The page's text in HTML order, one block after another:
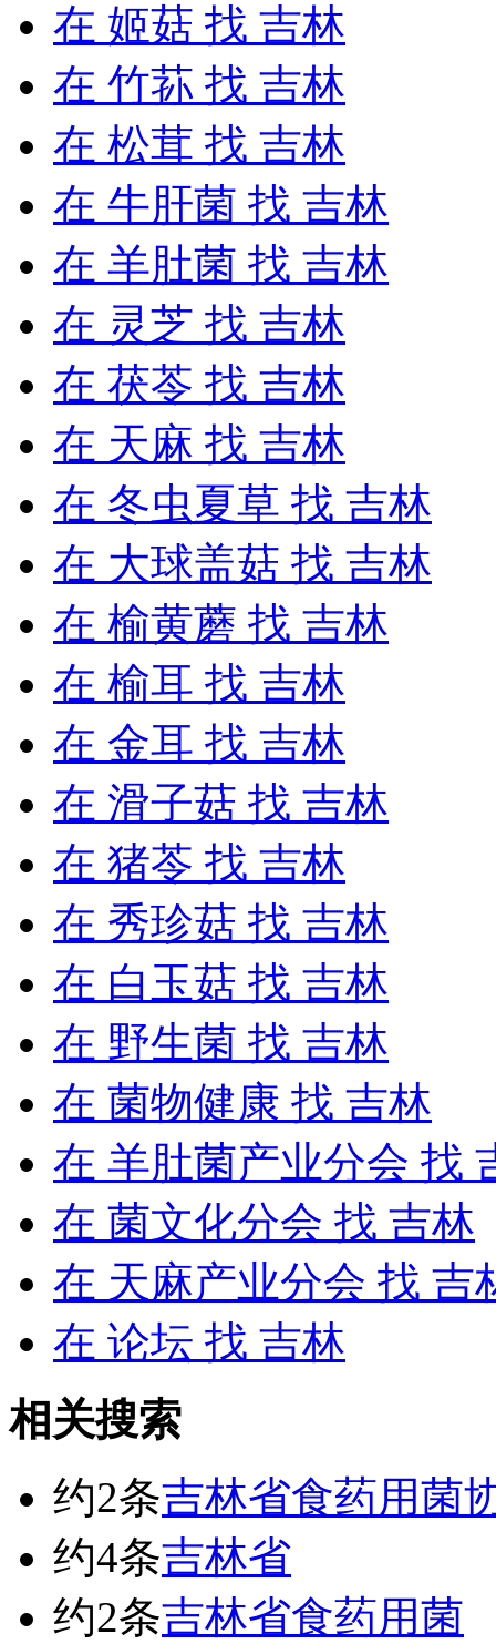
在 姬菇 找 吉林
在 竹荪 找 吉林
在 松茸 找 吉林
在 牛肝菌 找 吉林
在 羊肚菌 找 吉林
在 灵芝 找 吉林
在 茯苓 找 吉林
在 天麻 找 吉林
在 冬虫夏草 找 吉林
在 大球盖菇 找 吉林
在 榆黄蘑 找 吉林
在 榆耳 找 吉林
在 金耳 找 吉林
在 滑子菇 找 吉林
在 猪苓 找 吉林
在 秀珍菇 找 吉林
在 白玉菇 找 吉林
在 野生菌 找 吉林
在 菌物健康 找 吉林
在 羊肚菌产业分会 找
在 菌文化分会 找 吉林
在 天麻产业分会 找 吉
在 论坛 找 吉林
相关搜索
约2条吉林省食药用菌
约4条吉林省
约2条吉林省食药用菌